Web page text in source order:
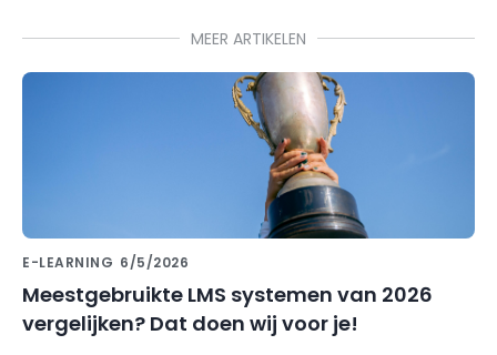
MEER ARTIKELEN
E-LEARNING 6/5/2026
Meestgebruikte LMS systemen van 2026
vergelijken? Dat doen wij voor je!